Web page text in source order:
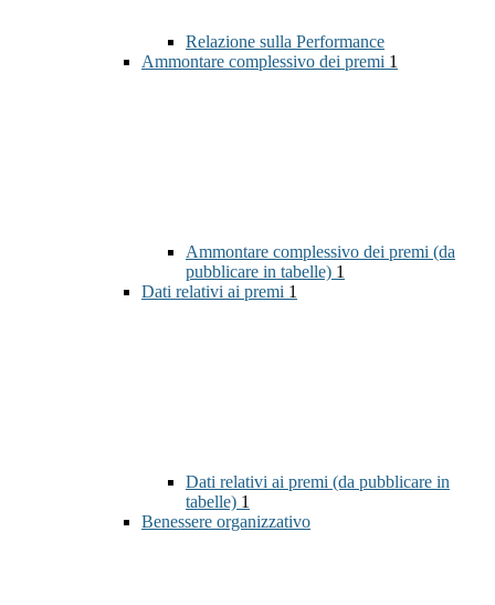
Relazione sulla Performance
Ammontare complessivo dei premi 1
Ammontare complessivo dei premi (da
pubblicare in tabelle) 1
Dati relativi ai premi 1
Dati relativi ai premi (da pubblicare in
tabelle) 1
Benessere organizzativo